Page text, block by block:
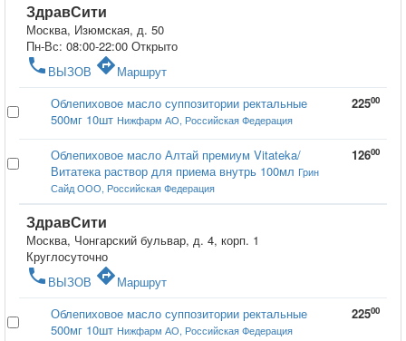
ЗдравСити
Москва, Изюмская, д. 50
Пн-Вс: 08:00-22:00 Открыто
phone ВЫЗОВ directionsМаршрут
Облепиховое масло суппозитории ректальные
500мг 10шт Нижфарм АО, Российская Федерация
22500
Облепиховое масло Алтай премиум Vitateka/
Витатека раствор для приема внутрь 100мл Грин
Сайд ООО, Российская Федерация
12600
ЗдравСити
Москва, Чонгарский бульвар, д. 4, корп. 1
Круглосуточно
phone ВЫЗОВ directionsМаршрут
Облепиховое масло суппозитории ректальные
500мг 10шт Нижфарм АО, Российская Федерация
22500